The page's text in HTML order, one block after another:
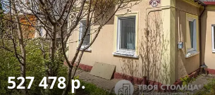
527 478 р.